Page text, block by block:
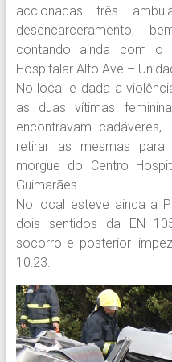
accionadas três
desencarceramento,
contando ainda com o
Hospitalar Alto Ave –
No local e dada a
as duas vítimas
encontravam
retirar as mesmas
morgue do Centro
Guimarães.
No local esteve ainda a
dois sentidos da EN
socorro e posterior
10:23.